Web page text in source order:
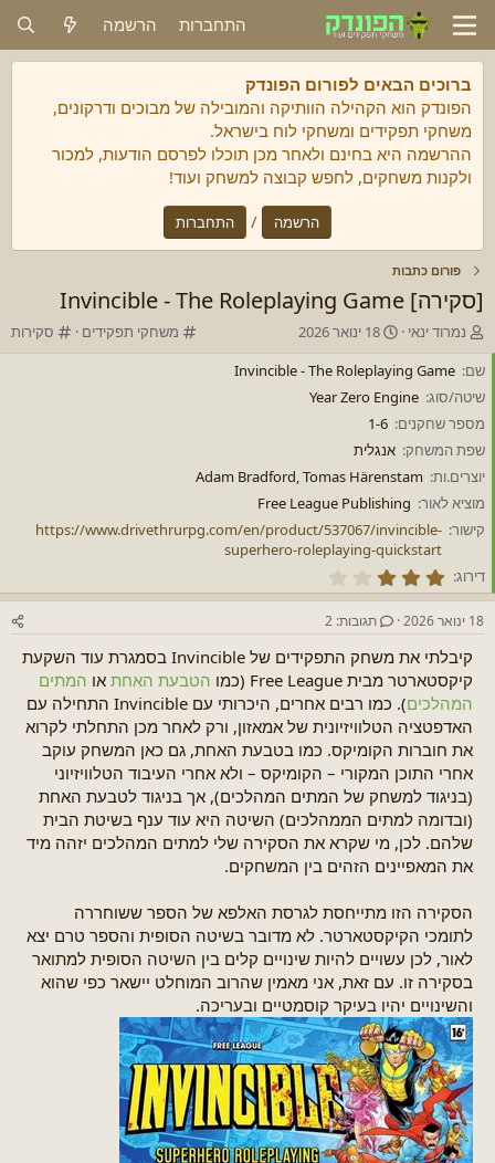
התחברות הרשמה
ברוכים הבאים לפורום הפונדק
הפונדק הוא הקהילה הוותיקה והמובילה של מבוכים ודרקונים,
משחקי תפקידים ומשחקי לוח בישראל.
ההרשמה היא בחינם ולאחר מכן תוכלו לפרסם הודעות, למכור
ולקנות משחקים, לחפש קבוצה למשחק ועוד!
הרשמה / התחברות
פורום כתבות
[סקירה] Invincible - The Roleplaying Game
ק
ט
משחקי תפקידים
ק
ט
סקירות
מ
ח
ב
ר
ת
ה
נ
ש
א
נמרוד ינאי
ת
א
ר
י
ה
ת
ח
ה
18 ינואר 2026
שם Invincible - The Roleplaying Game
שיטה/סוג Year Zero Engine
מספר שחקנים 1-6
שפת המשחק אנגלית
יוצרים.ות Adam Bradford, Tomas Härenstam
מוציא לאור Free League Publishing
קישור https://www.drivethrurpg.com/en/product/537067/invincible-
superhero-roleplaying-quickstart
דירוג
ו
כ
ב
(
י
ם
)
3
.
0
0
18 ינואר 2026 תגובות: 2
קיבלתי את משחק התפקידים של Invincible בסמגרת עוד השקעת
קיקסטארטר מבית Free League (כמו
הטבעת האחת או המתים
המהלכים
). כמו רבים אחרים, היכרותי עם Invincible התחילה עם
האדפטציה הטלוויזיונית של אמאזון, ורק לאחר מכן התחלתי לקרוא
את חוברות הקומיקס. כמו בטבעת האחת, גם כאן המשחק עוקב
אחרי התוכן המקורי – הקומיקס – ולא אחרי העיבוד הטלוויזיוני
(בניגוד למשחק של המתים המהלכים), אך בניגוד לטבעת האחת
(ובדומה למתים הממהלכים) השיטה היא עוד ענף בשיטת הבית
שלהם. לכן, מי שקרא את הסקירה שלי למתים המהלכים יזהה מיד
את המאפיינים הזהים בין המשחקים.
הסקירה הזו מתייחסת לגרסת האלפא של הספר ששוחררה
לתומכי הקיקסטארטר. לא מדובר בשיטה הסופית והספר טרם יצא
לאור, לכן עשויים להיות שינויים קלים בין השיטה הסופית למתואר
בסקירה זו. עם זאת, אני מאמין שהרוב המוחלט יישאר כפי שהוא
והשינויים יהיו בעיקר קוסמטיים ובעריכה.